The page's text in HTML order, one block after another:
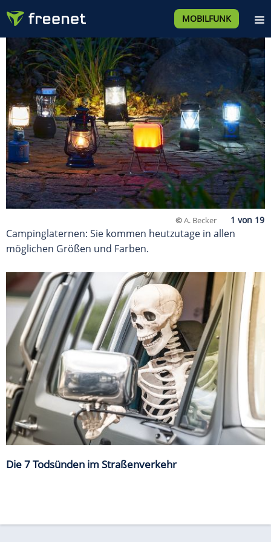
MOBILFUNK
©A. Becker
Campinglaternen: Sie kommen heutzutage in allen
möglichen Größen und Farben.
Die 7 Todsünden im Straßenverkehr